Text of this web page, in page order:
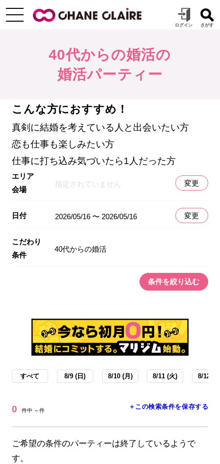
40代からの婚活の
婚活パーティー
こんな方におすすめ！
真剣に結婚を考えている人と出会いたい方
恋も仕事も楽しみたい方
仕事に打ち込み気づいたら1人だった方
エリア
会場
指定されていません 変更
日付 2026/05/16 〜 2026/05/16 変更
こだわり
条件
40代からの婚活
条件を絞り込む
すべて 8/9 (日) 8/10 (月) 8/11 (火) 8/12 (
0 件中 ～件 ＋この検索条件を保存する
ご希望の条件のパーティーは終了しているようで
す。